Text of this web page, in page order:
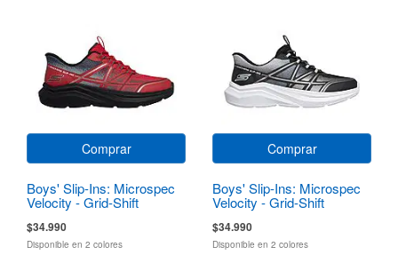
Comprar
Boys' Slip-Ins: Microspec
Velocity - Grid-Shift
$34.990
Disponible en 2 colores
Comprar
Boys' Slip-Ins: Microspec
Velocity - Grid-Shift
$34.990
Disponible en 2 colores